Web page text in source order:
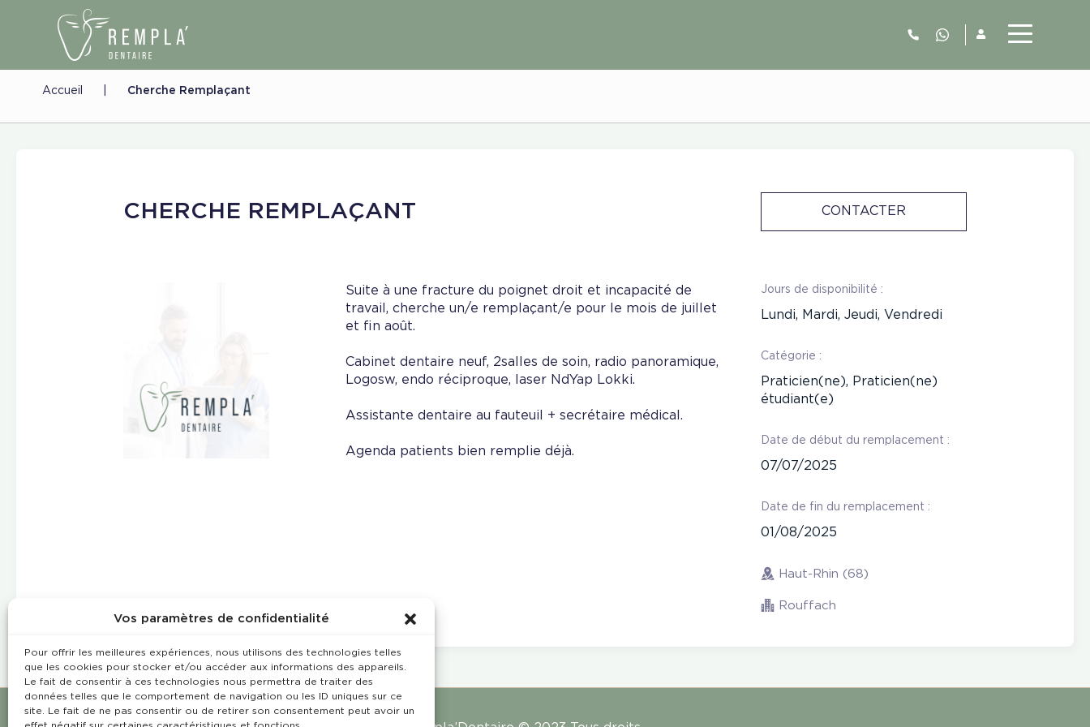
Vos paramètres de confidentialité
Pour offrir les meilleures expériences, nous utilisons des technologies telles
que les cookies pour stocker et/ou accéder aux informations des appareils.
Le fait de consentir à ces technologies nous permettra de traiter des
données telles que le comportement de navigation ou les ID uniques sur ce
site. Le fait de ne pas consentir ou de retirer son consentement peut avoir un
06.52.63.77.73
Accueil Cherche Remplaçant
CHERCHE REMPLAÇANT CONTACTER
Suite à une fracture du poignet droit et incapacité de
travail, cherche un/e remplaçant/e pour le mois de juillet
et fin août.
Cabinet dentaire neuf, 2salles de soin, radio panoramique,
Logosw, endo réciproque, laser NdYap Lokki.
Assistante dentaire au fauteuil + secrétaire médical.
Agenda patients bien remplie déjà.
Jours de disponibilité :
Lundi, Mardi, Jeudi, Vendredi
Catégorie :
Praticien(ne), Praticien(ne)
étudiant(e)
Date de début du remplacement :
07/07/2025
Date de fin du remplacement :
01/08/2025
Haut-Rhin (68)
Rouffach